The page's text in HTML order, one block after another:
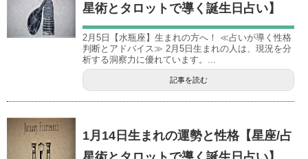
星術とタロットで導く誕生日占い】
2月5日【水瓶座】生まれの方へ！ ≪占いが導く性格
判断とアドバイス≫ 2月5日生まれの人は、現況を分
析する洞察力に優れています。...
記事を読む
1月14日生まれの運勢と性格【星座/占